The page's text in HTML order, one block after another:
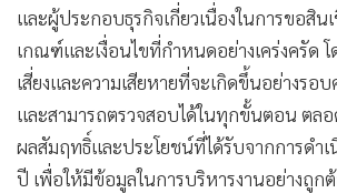
และผู้ประกอบธุรกิจเกี่ยวเนื่องในการขอสิน
เกณฑ์และเงื่อนไขที่กำหนดอย่างเคร่งครัด
เสี่ยงและความเสียหายที่จะเกิดขึ้นอย่างรอ
และสามารถตรวจสอบได้ในทุกขั้นตอน ตล
ผลสัมฤทธิ์และประโยชน์ที่ได้รับจากการดำเ
ปี เพื่อให้มีข้อมูลในการบริหารงานอย่างถูก